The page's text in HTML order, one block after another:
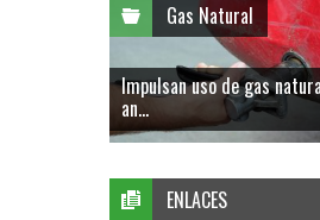
Gas Natural
Impulsan uso de gas
an...
ENLACES